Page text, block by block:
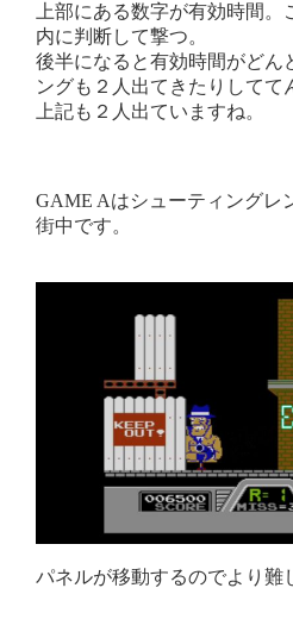
上部にある数字が有効時間
内に判断して撃つ。
後半になると有効時間がどん
ングも２人出てきたりしてて
上記も２人出ていますね。
GAME Aはシューティングレ
街中です。
パネルが移動するのでより難